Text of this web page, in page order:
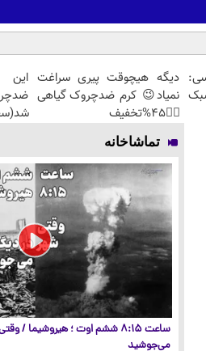
دیگه هیچوقت پیری سراغت
نمیاد😉 کرم ضدچروک گیاهی
👈🏻45%تخفیف
تماشاخانه
ساعت ۸:۱۵ ششم اوت ؛ هیروشیما /
می‌جوشید